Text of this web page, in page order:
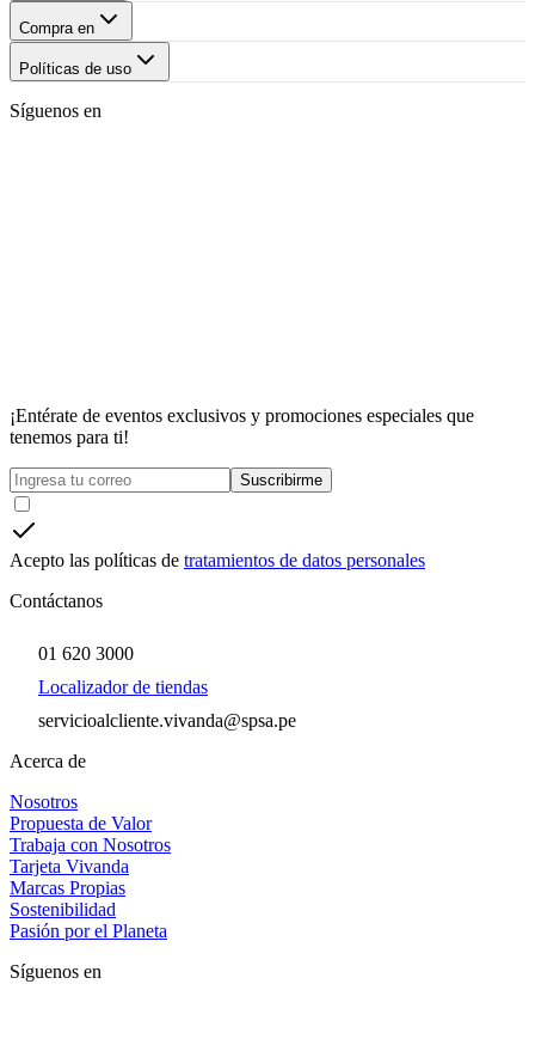
Compra en
Políticas de uso
Síguenos en
¡Entérate de eventos exclusivos y promociones especiales que
tenemos para ti!
Suscribirme
Acepto las políticas de tratamientos de datos personales
Contáctanos
01 620 3000
Localizador de tiendas
servicioalcliente.vivanda@spsa.pe
Acerca de
Nosotros
Propuesta de Valor
Trabaja con Nosotros
Tarjeta Vivanda
Marcas Propias
Sostenibilidad
Pasión por el Planeta
Síguenos en